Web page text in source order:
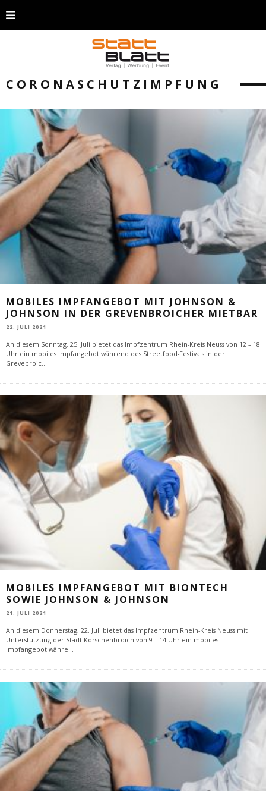
CORONASCHUTZIMPFUNG
MOBILES IMPFANGEBOT MIT JOHNSON &
JOHNSON IN DER GREVENBROICHER MIETBAR
22. JULI 2021
An diesem Sonntag, 25. Juli bietet das Impfzentrum Rhein-Kreis Neuss von 12 – 18
Uhr ein mobiles Impfangebot während des Streetfood-Festivals in der
Grevebroic...
MOBILES IMPFANGEBOT MIT BIONTECH
SOWIE JOHNSON & JOHNSON
21. JULI 2021
An diesem Donnerstag, 22. Juli bietet das Impfzentrum Rhein-Kreis Neuss mit
Unterstützung der Stadt Korschenbroich von 9 – 14 Uhr ein mobiles
Impfangebot währe...